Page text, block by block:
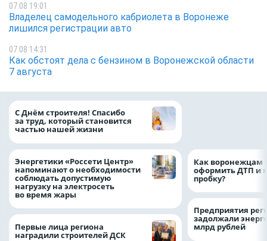
07.08 19:01
Владелец самодельного кабриолета в Воронеже
лишился регистрации авто
07.08 14:31
Как обстоят дела с бензином в Воронежской области
7 августа
С Днём строителя! Спасибо
за труд, который становится
частью нашей жизни
Энергетики «Россети Центр»
напоминают о необходимости
соблюдать допустимую
нагрузку на электросеть
во время жары
Первые лица региона
наградили строителей ДСК
Как воронежцам
оформить ДТП и
пробку?
Предприятия
задолжали
млрд рублей